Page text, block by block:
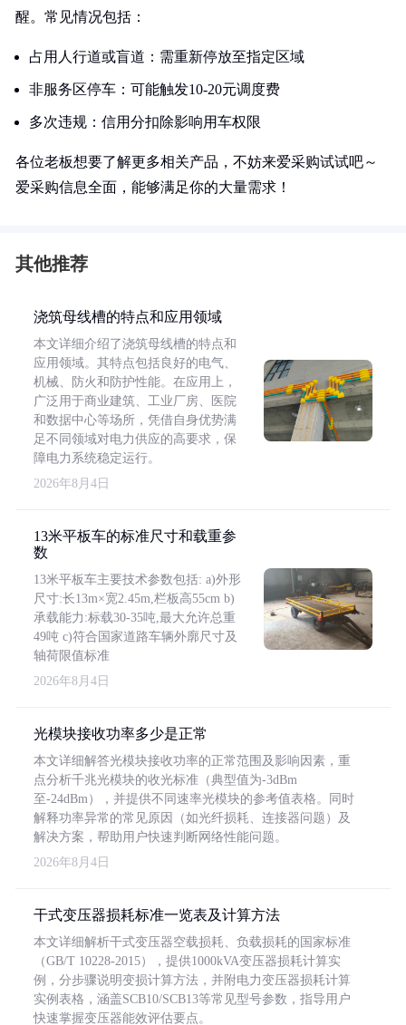
醒。常见情况包括：
占用人行道或盲道：需重新停放至指定区域
非服务区停车：可能触发10-20元调度费
多次违规：信用分扣除影响用车权限
各位老板想要了解更多相关产品，不妨来爱采购试试吧～
爱采购信息全面，能够满足你的大量需求！
其他推荐
浇筑母线槽的特点和应用领域
本文详细介绍了浇筑母线槽的特点和
应用领域。其特点包括良好的电气、
机械、防火和防护性能。在应用上，
广泛用于商业建筑、工业厂房、医院
和数据中心等场所，凭借自身优势满
足不同领域对电力供应的高要求，保
障电力系统稳定运行。
2026年8月4日
13米平板车的标准尺寸和载重参
数
13米平板车主要技术参数包括: a)外形
尺寸:长13m×宽2.45m,栏板高55cm b)
承载能力:标载30-35吨,最大允许总重
49吨 c)符合国家道路车辆外廓尺寸及
轴荷限值标准
2026年8月4日
光模块接收功率多少是正常
本文详细解答光模块接收功率的正常范围及影响因素，重
点分析千兆光模块的收光标准（典型值为-3dBm
至-24dBm），并提供不同速率光模块的参考值表格。同时
解释功率异常的常见原因（如光纤损耗、连接器问题）及
解决方案，帮助用户快速判断网络性能问题。
2026年8月4日
干式变压器损耗标准一览表及计算方法
本文详细解析干式变压器空载损耗、负载损耗的国家标准
（GB/T 10228-2015），提供1000kVA变压器损耗计算实
例，分步骤说明变损计算方法，并附电力变压器损耗计算
实例表格，涵盖SCB10/SCB13等常见型号参数，指导用户
快速掌握变压器能效评估要点。